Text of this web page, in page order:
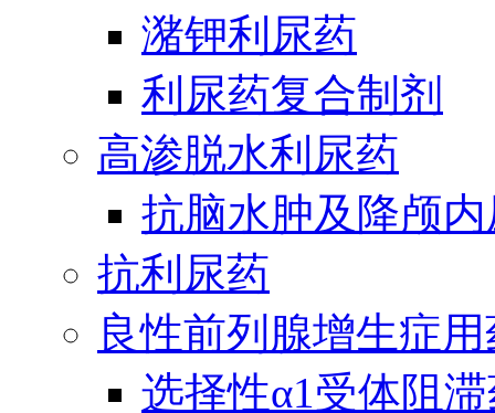
潴钾利尿药
利尿药复合制剂
高渗脱水利尿药
抗脑水肿及降颅
抗利尿药
良性前列腺增生症
选择性α1受体阻